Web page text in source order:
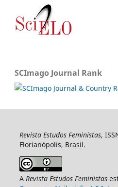
SCImago Journal Rank
Revista Estudos Feministas,
Florianópolis, Brasil.
A Revista Estudos Feministas